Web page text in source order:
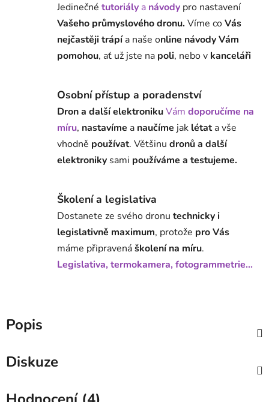
Jedinečné tutoriály a návody pro nastavení
Vašeho průmyslového dronu. Víme coVás
nejčastěji trápía naše online návody Vám
pomohou, ať už jste na poli, nebo v kanceláři
Osobní přístup a poradenství
Dron a další elektronikuVám doporučíme na
míru, nastavíme a naučíme jak létata vše
vhodně používat. Většinu dronů a další
elektroniky sami používáme a testujeme.
Školení a legislativa
Dostanete ze svého dronu technicky i
legislativně maximum, protože pro Vás
máme připravenáškolení na míru.
Legislativa, termokamera, fotogrammetrie...
Popis
Diskuze